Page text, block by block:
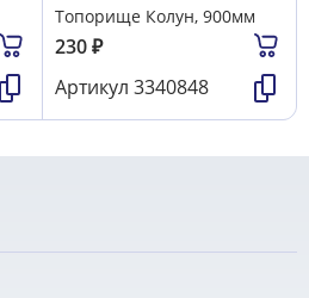
Топорище Колун, 900мм
230₽
Артикул 3340848